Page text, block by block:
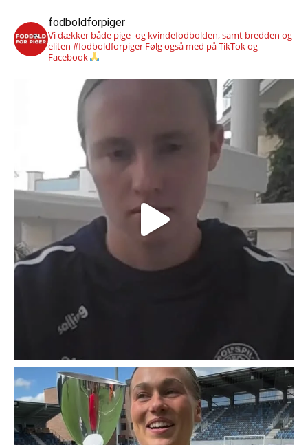
fodboldforpiger
Vi dækker både pige- og kvindefodbolden, samt bredden og
eliten #fodboldforpiger Følg også med på TikTok og
Facebook